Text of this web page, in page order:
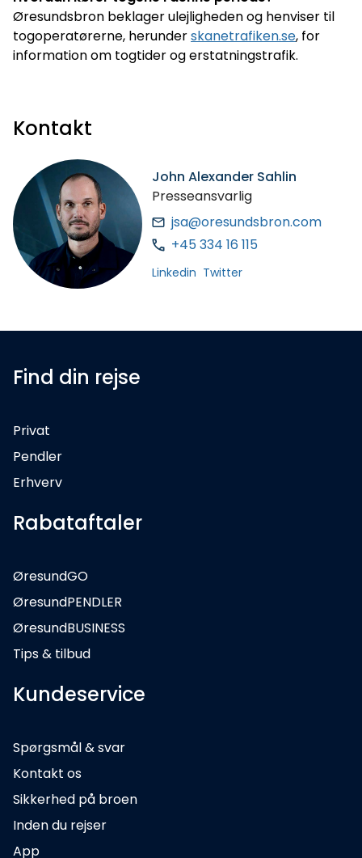
Øresundsbron beklager ulejligheden og henviser til
togoperatørerne, herunderskanetrafiken.se, for
information om togtider og erstatningstrafik.
Kontakt
John Alexander Sahlin
Presseansvarlig
jsa@oresundsbron.com
+45 334 16 115
Linkedin Twitter
Find din rejse
Privat
Pendler
Erhverv
Rabataftaler
ØresundGO
ØresundPENDLER
ØresundBUSINESS
Tips & tilbud
Kundeservice
Spørgsmål & svar
Kontakt os
Sikkerhed på broen
Inden du rejser
App